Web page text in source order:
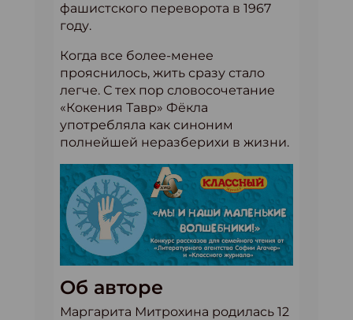
фашистского переворота в 1967
году.
Когда все более-менее
прояснилось, жить сразу стало
легче. С тех пор словосочетание
«Кокения Тавр» Фёкла
употребляла как синоним
полнейшей неразберихи в жизни.
Об авторе
Маргарита Митрохина родилась 12